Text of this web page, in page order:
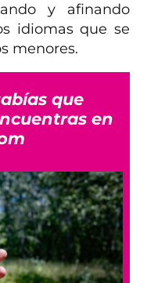
y afinando
idiomas que se
menores.
que
en